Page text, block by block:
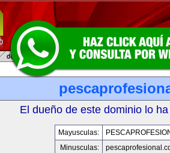
El dueño de este dominio lo
Mayusculas:
Minusculas: